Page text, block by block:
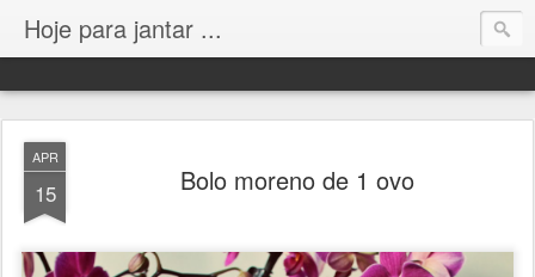
Hoje para jantar ...
APR
15 Bolo moreno de 1 ovo